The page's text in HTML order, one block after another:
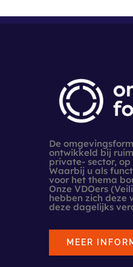
De
ontwikkeld bij
private- sector, op
Waarbij u als
voor het thema
Onze VDOers
hebben zich deze
deze dagelijks
MEER